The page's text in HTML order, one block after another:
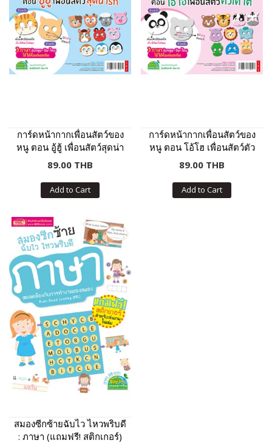
การ์ดหน้ากากเพื่อนสัตว์ของ
หนู ตอน อู้ฮู้ เพื่อนสัตว์สุดน่า
รัก
89.00 THB
Add to Cart
การ์ดหน้ากากเพื่อนสัตว์ของ
หนู ตอน โอ้โฮ เพื่อนสัตว์ตัว
โต๊โต
89.00 THB
Add to Cart
สมองซีกซ้ายฉับไว ไหวพริบดี
: ภาษา (แถมฟรี! สติกเกอร์)